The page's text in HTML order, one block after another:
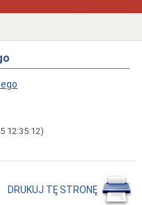
12:35:12)
DRUKUJ TĘ STRONĘ